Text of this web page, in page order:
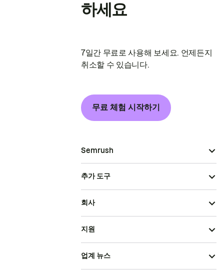
하세요
7일간 무료로 사용해 보세요. 언제든지
취소할 수 있습니다.
무료 체험 시작하기
Semrush
추가 도구
회사
지원
업계 뉴스